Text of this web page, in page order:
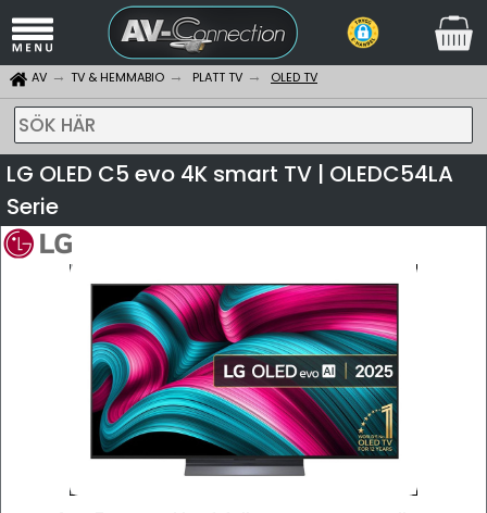
AV TV & HEMMABIO PLATT TV OLED TV
SÖK HÄR
LG OLED C5 evo 4K smart TV | OLEDC54LA
Serie